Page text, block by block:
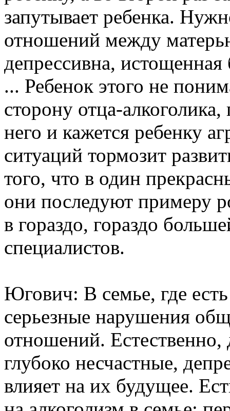
запутывает ребенка.
отношений между
депрессивна,
... Ребенок этого не
сторону отца-
него и кажется ребенку
ситуаций тормозит
того, что в один
они последуют примеру
в гораздо, гораздо
специалистов.
Югович: В семье, где
серьезные нарушения
отношений. Естественно,
глубоко несчастные,
влияет на их будущее.